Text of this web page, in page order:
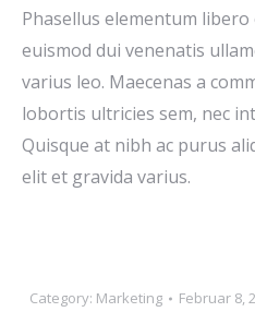
Phasellus elementum
euismod dui venenatis
varius leo. Maecenas a
lobortis ultricies sem, nec
Quisque at nibh ac purus
elit et gravida varius.
Category: Marketing Februar 8,